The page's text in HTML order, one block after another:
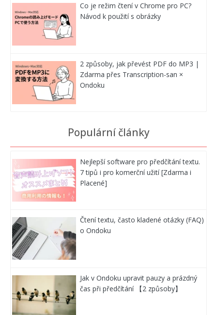
Co je režim čtení v Chrome pro PC?
Návod k použití s obrázky
2 způsoby, jak převést PDF do MP3 |
Zdarma přes Transcription-san ×
Ondoku
Populární články
Nejlepší software pro předčítání textu.
7 tipů i pro komerční užití [Zdarma i
Placené]
Čtení textu, často kladené otázky (FAQ)
o Ondoku
Jak v Ondoku upravit pauzy a prázdný
čas při předčítání 【2 způsoby】